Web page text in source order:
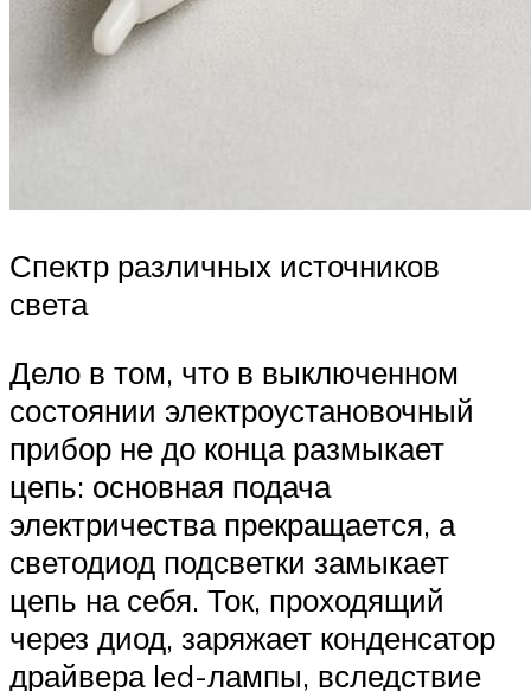
Спектр различных источников
света
Дело в том, что в выключенном
состоянии электроустановочный
прибор не до конца размыкает
цепь: основная подача
электричества прекращается, а
светодиод подсветки замыкает
цепь на себя. Ток, проходящий
через диод, заряжает конденсатор
драйвера led-лампы, вследствие